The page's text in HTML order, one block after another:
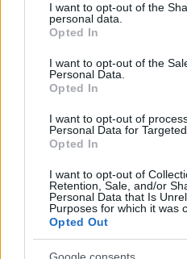
not limited to your visit or
grant or deny consent to
use your data for below
consent section.
I want to opt-out of the
personal data.
Opted In
I want to opt-out of the
Personal Data.
Opted In
I want to opt-out of
Personal Data for
Opted In
I want to opt-out of
Retention, Sale, and/or
Personal Data that Is
Purposes for which it was
Opted Out
Google consents
Καθώς το αεροπλάνο
προσπαθεί να βρει σήμα,